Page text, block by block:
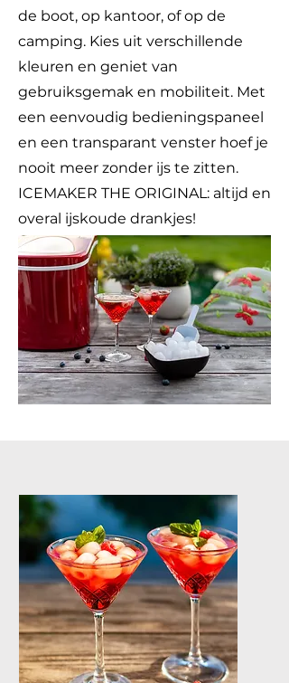
de boot, op kantoor, of op de
camping. Kies uit verschillende
kleuren en geniet van
gebruiksgemak en mobiliteit. Met
een eenvoudig bedieningspaneel
en een transparant venster hoef je
nooit meer zonder ijs te zitten.
ICEMAKER THE ORIGINAL: altijd en
overal ijskoude drankjes!